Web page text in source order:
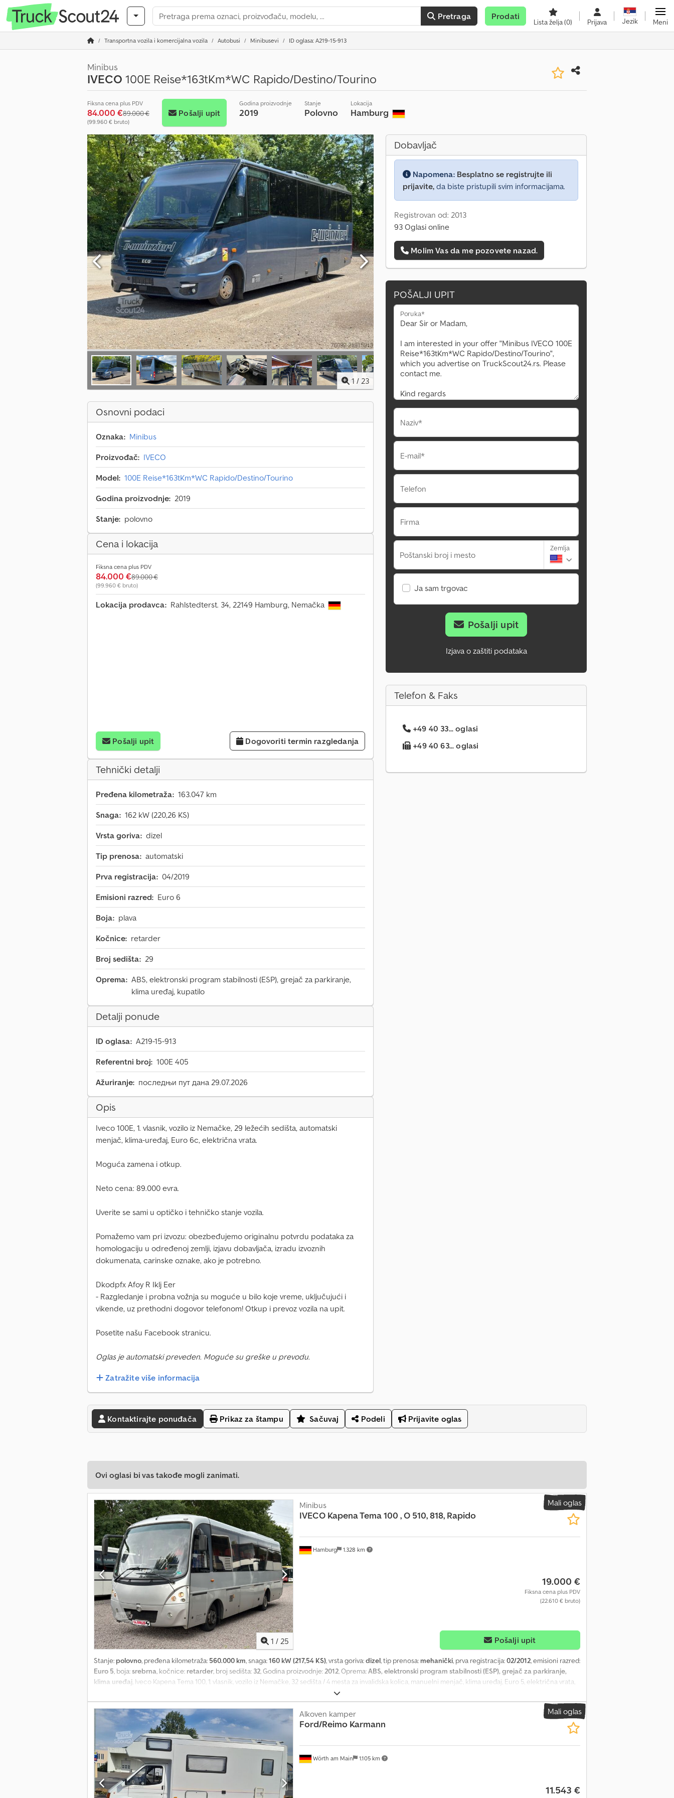
Pretraga Prodati
Lista želja(0) Prijava Jezik Meni
Transportna vozila i komercijalna vozila Autobusi Minibusevi ID oglasa: A219-15-913
Minibus
IVECO 100E Reise*163tKm*WC Rapido/Destino/Tourino
Fiksna cena plus PDV
84.000 €89.000 €
(99.960 € bruto)
Pošalji upit
Godina proizvodnje
2019
Stanje
Polovno
Lokacija
Hamburg
1 / 23
Osnovni podaci
Oznaka: Minibus
Proizvođač: IVECO
Model: 100E Reise*163tKm*WC Rapido/Destino/Tourino
Godina proizvodnje: 2019
Stanje: polovno
Cena i lokacija
Fiksna cena plus PDV
84.000 €89.000 €
(99.960 € bruto)
Lokacija prodavca: Rahlstedterst. 34, 22149 Hamburg, Nemačka
Pošalji upit Dogovoriti termin razgledanja
Tehnički detalji
Pređena kilometraža: 163.047 km
Snaga: 162 kW (220,26 KS)
Vrsta goriva: dizel
Tip prenosa: automatski
Prva registracija: 04/2019
Emisioni razred: Euro 6
Boja: plava
Kočnice: retarder
Broj sedišta: 29
Oprema: ABS, elektronski program stabilnosti (ESP), grejač za parkiranje,
klima uređaj, kupatilo
Detalji ponude
ID oglasa: A219-15-913
Referentni broj: 100E 405
Ažuriranje: последњи пут дана 29.07.2026
Opis
Iveco 100E, 1. vlasnik, vozilo iz Nemačke, 29 ležećih sedišta, automatski
menjač, klima-uređaj, Euro 6c, električna vrata.
Moguća zamena i otkup.
Neto cena: 89.000 evra.
Uverite se sami u optičko i tehničko stanje vozila.
Pomažemo vam pri izvozu: obezbeđujemo originalnu potvrdu podataka za
homologaciju u određenoj zemlji, izjavu dobavljača, izradu izvoznih
dokumenata, carinske oznake, ako je potrebno.
Dkodpfx Afoy R Iklj Eer
- Razgledanje i probna vožnja su moguće u bilo koje vreme, uključujući i
vikende, uz prethodni dogovor telefonom! Otkup i prevoz vozila na upit.
Posetite našu Facebook stranicu.
Oglas je automatski preveden. Moguće su greške u prevodu.
Zatražite više informacija
Dobavljač
Napomena: Besplatno se registrujte ili
prijavite, da biste pristupili svim informacijama.
Registrovan od: 2013
93 Oglasi online
Molim Vas da me pozovete nazad.
POŠALJI UPIT
Poruka*
Naziv*
E-mail*
Telefon
Firma
Poštanski broj i mesto
Zemlja
Ja sam trgovac
Pošalji upit
Izjava o zaštiti podataka
Telefon & Faks
+49 40 33... oglasi
+49 40 63... oglasi
Kontaktirajte ponuđača Prikaz za štampu Sačuvaj Podeli Prijavite oglas
Ovi oglasi bi vas takođe mogli zanimati.
Mali oglas
1 / 25
Hamburg 1.328 km
Minibus
IVECO Kapena Tema 100 , O 510, 818, Rapido
19.000 €
Fiksna cena plus PDV
(22.610 € bruto)
Pošalji upit
Stanje: polovno, pređena kilometraža: 560.000 km, snaga:160 kW (217,54 KS), vrsta goriva:dizel, tip prenosa: mehanički, prva registracija:02/2012, emisioni razred:
Euro 5, boja:srebrna, kočnice: retarder, broj sedišta: 32, Godina proizvodnje:2012, Oprema:ABS, elektronski program stabilnosti (ESP), grejač za parkiranje,
klima uređaj, Iveco Kapena Tema 100, 1. vlasnik, vozilo iz Nemačke, 32 sedišta / 4 mesta za invalidska kolica, manuelni menjač, klima uređaj, Euro 5, električna vrata,
prilagođeno za osobe sa invaliditetom (lift). Moguća zamena i prihvatanje vozila u zamenu. Wulmstorfer Str. 70 DE-21629 Neu Wulmstorf Neto cena: 19.000 €
Uverite se sami u vizuelno i tehničko stanje na licu mesta. Djdpfxev Hy Nge Af Eekr Pomažemo vam pri izvozu: originalna potvrda podataka za homologaciju u
različitim zemljama, izjava dobavljača, izrada izvoznih dokumenata, carinske oznake, ako je potrebno. - Pregled i probna vožnja su mogući u bilo koje vreme,
uključujući i vikende, uz prethodni telefonski dogovor! Prihvatanje vozila u zamenu i prevoz vozila na zahtev. Posetite našu Facebook stranicu.
Mali oglas
Wörth am Main 1.105 km
Alkoven kamper
Ford/Reimo Karmann
11.543 €